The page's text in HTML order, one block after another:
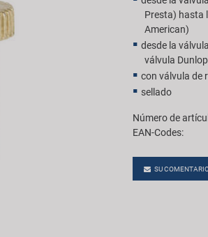
Presta) hasta
American)
desde la
válvula
con válvula de
sellado
Número de
EAN-Codes:
SU